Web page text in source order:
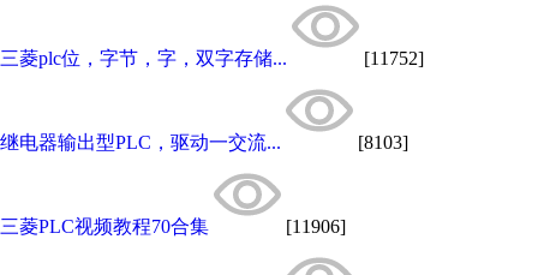
三菱plc位，字节，字，双字存储... [11752]
继电器输出型PLC，驱动一交流... [8103]
三菱PLC视频教程70合集 [11906]